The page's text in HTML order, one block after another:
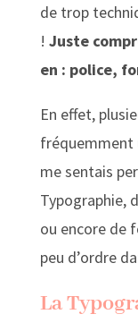
de trop
! Juste
en : police,
En effet,
fréquemment
me sentais
Typographie,
ou encore de
peu d’ordre
La